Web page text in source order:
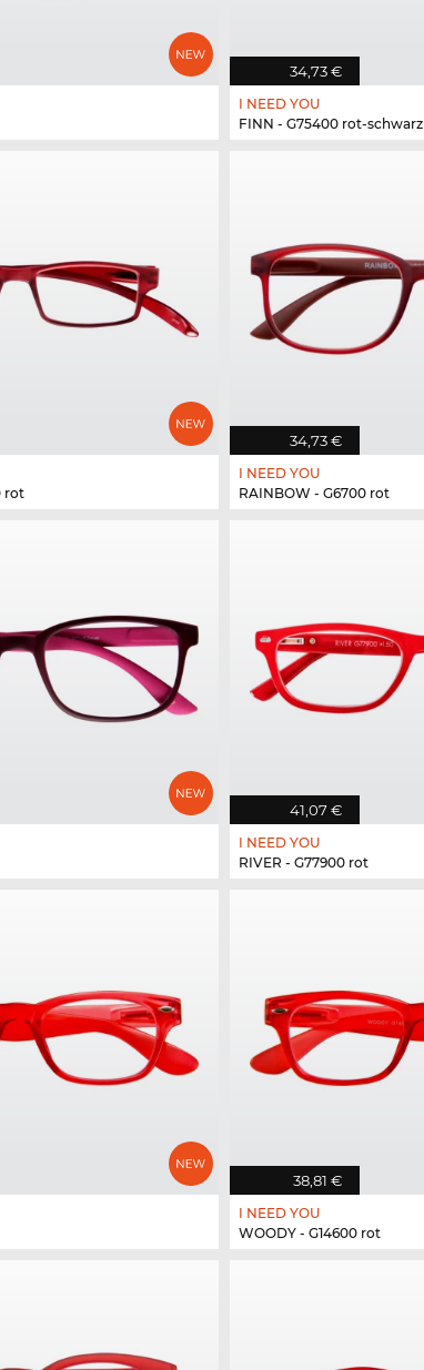
34,73 €
I NEED YOU
FINN - G75400 rot-schwarz
rot
34,73 €
I NEED YOU
RAINBOW - G6700 rot
41,07 €
I NEED YOU
RIVER - G77900 rot
38,81 €
I NEED YOU
WOODY - G14600 rot